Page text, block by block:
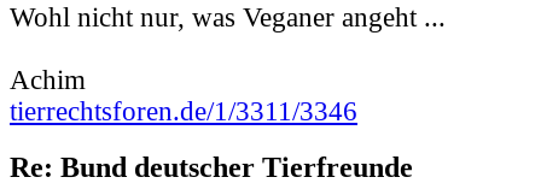
Wohl nicht nur, was Veganer angeht ...
Achim
tierrechtsforen.de/1/3311/3346
Re: Bund deutscher Tierfreunde